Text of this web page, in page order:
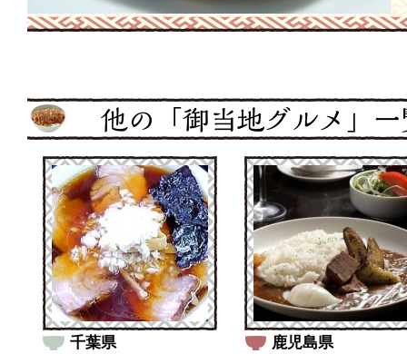
千葉県 鹿児島県